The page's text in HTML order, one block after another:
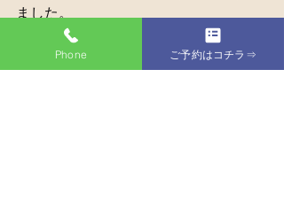
ました。
Phone ご予約はコチラ⇒